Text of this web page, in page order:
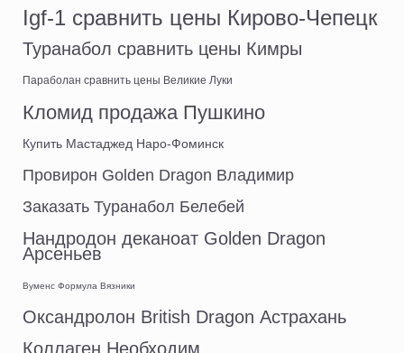
Igf-1 сравнить цены Кирово-Чепецк
Туранабол сравнить цены Кимры
Параболан сравнить цены Великие Луки
Кломид продажа Пушкино
Купить Мастаджед Наро-Фоминск
Провирон Golden Dragon Владимир
Заказать Туранабол Белебей
Нандродон деканоат Golden Dragon
Арсеньев
Вуменс Формула Вязники
Оксандролон British Dragon Астрахань
Коллаген Необходим